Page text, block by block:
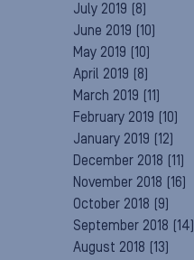
July 2019 (8)
June 2019 (10)
May 2019 (10)
April 2019 (8)
March 2019 (11)
February 2019 (10)
January 2019 (12)
December 2018 (11)
November 2018 (16)
October 2018 (9)
September 2018 (14)
August 2018 (13)